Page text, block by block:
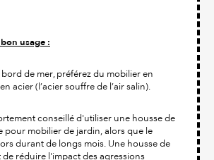
usage :
de mer, préférez du mobilier en
acier (l’acier souffre de l’air salin).
conseillé d'utiliser une housse de
pour mobilier de jardin, alors que le
durant de longs mois. Une housse de
réduire l'impact des agressions